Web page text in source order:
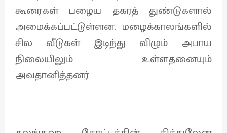
கூரைகள் பழைய தகரத் துண்டுகளால்
அமைக்கப்பட்டுள்ளன. மழைக்காலங்களில்
சில வீடுகள் இடிந்து விழும் அபாய
நிலையிலும் உள்ளதனையும்
அவதானித்தனர்